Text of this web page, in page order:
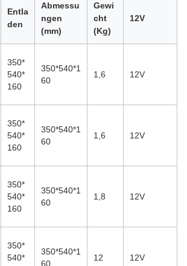
Entla
den
Abmessu
ngen
(mm)
Gewi
cht
(Kg)
12V
350*
540*
160
350*540*1
60
1,6 12V
350*
540*
160
350*540*1
60
1,6 12V
350*
540*
160
350*540*1
60
1,8 12V
350*
540*
350*540*1
60
12 12V